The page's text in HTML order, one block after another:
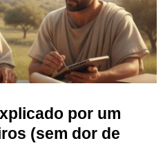
por um
(sem dor de